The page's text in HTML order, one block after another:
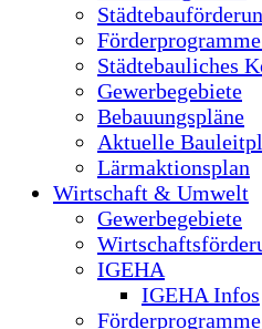
Städtebauliches
Gewerbegebiete
Bebauungspläne
Aktuelle
Lärmaktionsplan
Wirtschaft & Umwelt
Gewerbegebiete
IGEHA
IGEHA Infos